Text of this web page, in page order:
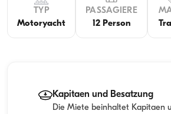
TYP
Motoryacht
PASSAGIERE
12 Person
Kapitaen und Besatzung
Die Miete beinhaltet Kapitaen